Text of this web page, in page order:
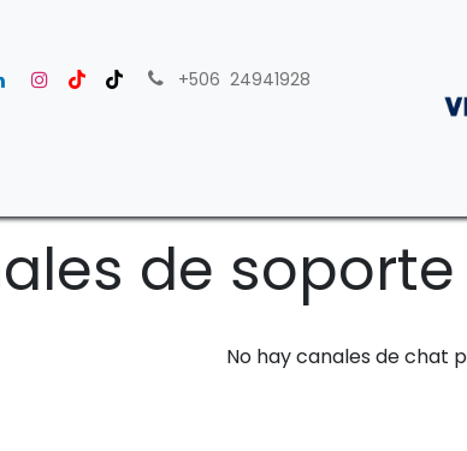
+506 24941928
de
No hay canales de chat